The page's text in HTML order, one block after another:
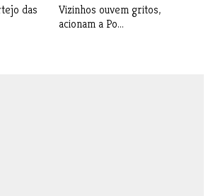
das
Vizinhos ouvem gritos,
acionam a Po...